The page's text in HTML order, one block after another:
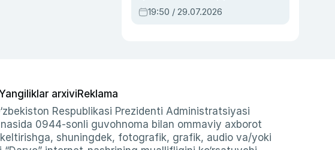
qahramon — Ukraina
armiyasi bosh
19:50 / 29.07.2026
arxiviReklama
Respublikasi Prezidenti Administratsiyasi
0944-sonli guvohnoma bilan ommaviy axborot
shuningdek, fotografik, grafik, audio va/yoki